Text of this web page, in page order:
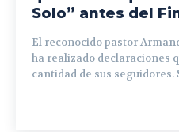
Solo” antes del
El reconocido pastor
ha realizado declaraciones